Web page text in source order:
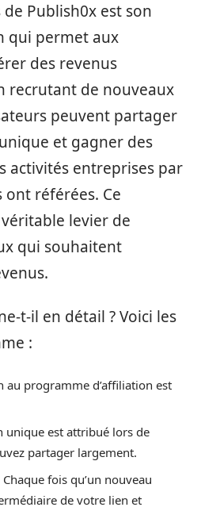
de Publish0x est son
qui permet aux
des revenus
recrutant de nouveaux
peuvent partager
et gagner des
activités entreprises par
ont référées. Ce
levier de
qui souhaitent
t-il en détail ? Voici les
:
au programme d’affiliation est
unique est attribué lors de
partager largement.
Chaque fois qu’un nouveau
de votre lien et